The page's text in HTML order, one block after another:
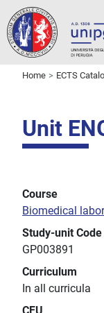
Home ECTS
Unit
Course
Biomedical
Study-unit Code
GP003891
Curriculum
In all curricula